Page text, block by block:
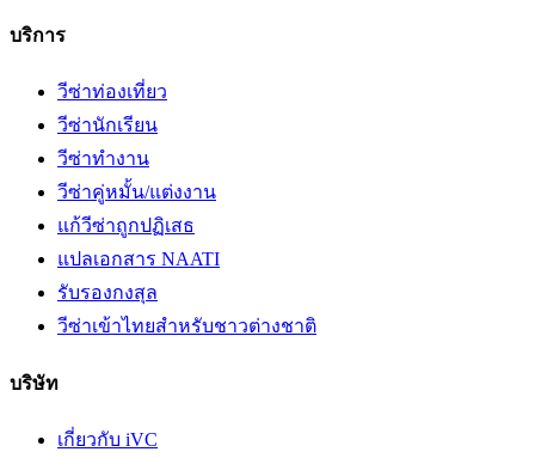
บริการ
วีซ่าท่องเที่ยว
วีซ่านักเรียน
วีซ่าทำงาน
วีซ่าคู่หมั้น/แต่งงาน
แก้วีซ่าถูกปฏิเสธ
แปลเอกสาร NAATI
รับรองกงสุล
วีซ่าเข้าไทยสำหรับชาวต่างชาติ
บริษัท
เกี่ยวกับ iVC